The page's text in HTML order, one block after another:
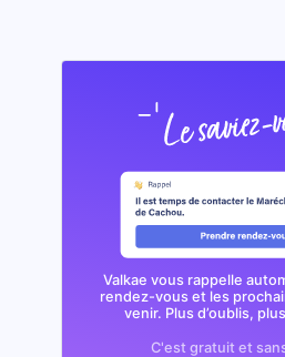
Valkae vous rappelle
rendez-vous et les
venir. Plus d’oublis, plus
C'est gratuit et